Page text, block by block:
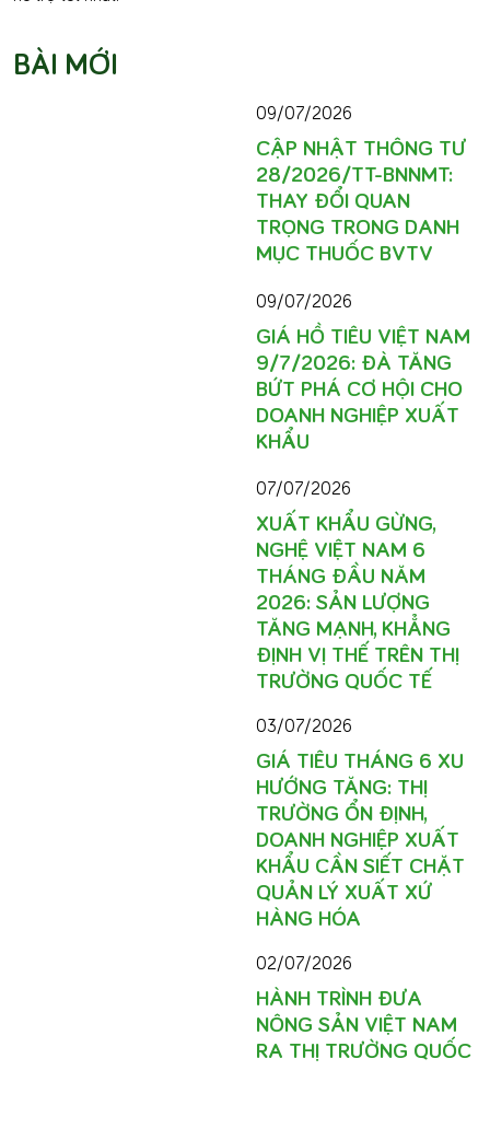
BÀI MỚI
09/07/2026
CẬP NHẬT THÔNG TƯ
28/2026/TT-BNNMT:
THAY ĐỔI QUAN
TRỌNG TRONG DANH
MỤC THUỐC BVTV
09/07/2026
GIÁ HỒ TIÊU VIỆT NAM
9/7/2026: ĐÀ TĂNG
BỨT PHÁ CƠ HỘI CHO
DOANH NGHIỆP XUẤT
KHẨU
07/07/2026
XUẤT KHẨU GỪNG,
NGHỆ VIỆT NAM 6
THÁNG ĐẦU NĂM
2026: SẢN LƯỢNG
TĂNG MẠNH, KHẲNG
ĐỊNH VỊ THẾ TRÊN THỊ
TRƯỜNG QUỐC TẾ
03/07/2026
GIÁ TIÊU THÁNG 6 XU
HƯỚNG TĂNG: THỊ
TRƯỜNG ỔN ĐỊNH,
DOANH NGHIỆP XUẤT
KHẨU CẦN SIẾT CHẶT
QUẢN LÝ XUẤT XỨ
HÀNG HÓA
02/07/2026
HÀNH TRÌNH ĐƯA
NÔNG SẢN VIỆT NAM
RA THỊ TRƯỜNG QUỐC